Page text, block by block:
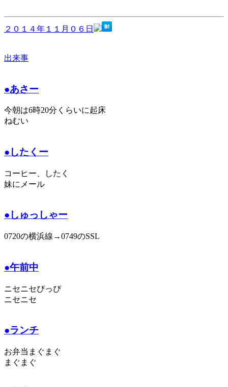
２０１４年１１月０６日
出来事
●あさー
今朝は6時20分くらいに起床
ねむい
●したくー
コーヒー、したく
妹にメール
●しゅっしゃー
0720の横浜線→0749のSSL
●午前中
ニセニセぴっぴ
ニセニセ
●ランチ
お弁当まぐまぐ
まぐまぐ